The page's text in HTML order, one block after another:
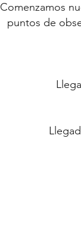
Comenzamos
puntos de